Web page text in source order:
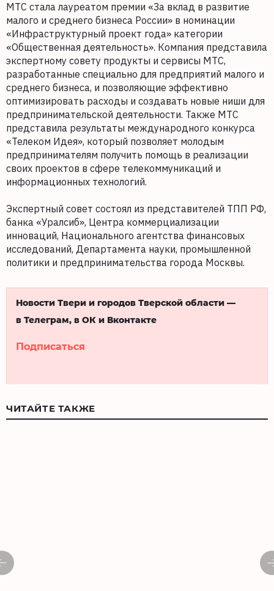
МТС стала лауреатом премии «За вклад в развитие
малого и среднего бизнеса России» в номинации
«Инфраструктурный проект года» категории
«Общественная деятельность». Компания представила
экспертному совету продукты и сервисы МТС,
разработанные специально для предприятий малого и
среднего бизнеса, и позволяющие эффективно
оптимизировать расходы и создавать новые ниши для
предпринимательской деятельности. Также МТС
представила результаты международного конкурса
«Телеком Идея», который позволяет молодым
предпринимателям получить помощь в реализации
своих проектов в сфере телекоммуникаций и
информационных технологий.
Экспертный совет состоял из представителей ТПП РФ,
банка «Уралсиб», Центра коммерциализации
инноваций, Национального агентства финансовых
исследований, Департамента науки, промышленной
политики и предпринимательства города Москвы.
Новости Твери и городов Тверской области —
в Телеграм, в ОК и Вконтакте
Подписаться
ЧИТАЙТЕ ТАКЖЕ